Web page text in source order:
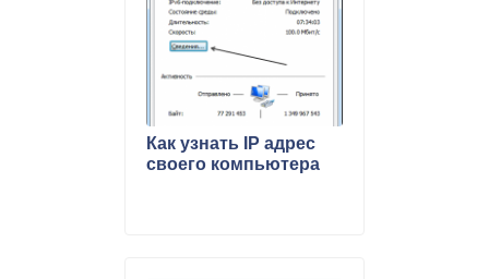
Как узнать IP адрес
своего компьютера